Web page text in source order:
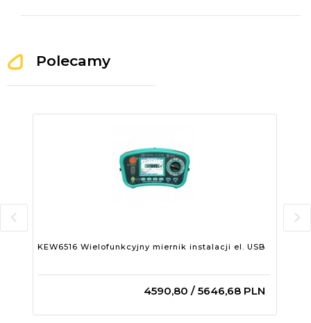
Polecamy
KEW6516 Wielofunkcyjny miernik instalacji el. USB
4590,80 / 5646,68 PLN